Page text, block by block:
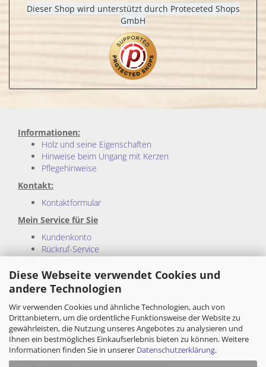
Diese Webseite verwendet Cookies und
andere Technologien
Wir verwenden Cookies und ähnliche Technologien, auch von
Drittanbietern, um die ordentliche Funktionsweise der Website zu
gewährleisten, die Nutzung unseres Angebotes zu analysieren und
Ihnen ein bestmögliches Einkaufserlebnis bieten zu können. Weitere
Informationen finden Sie in unserer Datenschutzerklärung.
Dieser Shop wird unterstützt durch Proteceted Shops
GmbH
Informationen:
Holz und seine Eigenschaften
Hinweise beim Ungang mit Kerzen
Pflegehinweise
Kontakt:
Kontaktformular
Mein Service für Sie
Kundenkonto
Rückruf-Service
Sitemap
Rechtliches:
Impressum
Allgemeine Geschäftsbedingungen
Privatsphäre und Datenschutz
Cookie Einstellungen
Wiederrufsrecht und Muster-Wiederrufsformular